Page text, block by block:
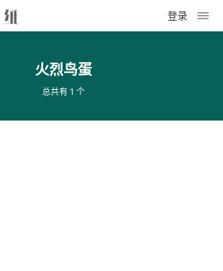
登录
火烈鸟蛋
总共有 1 个